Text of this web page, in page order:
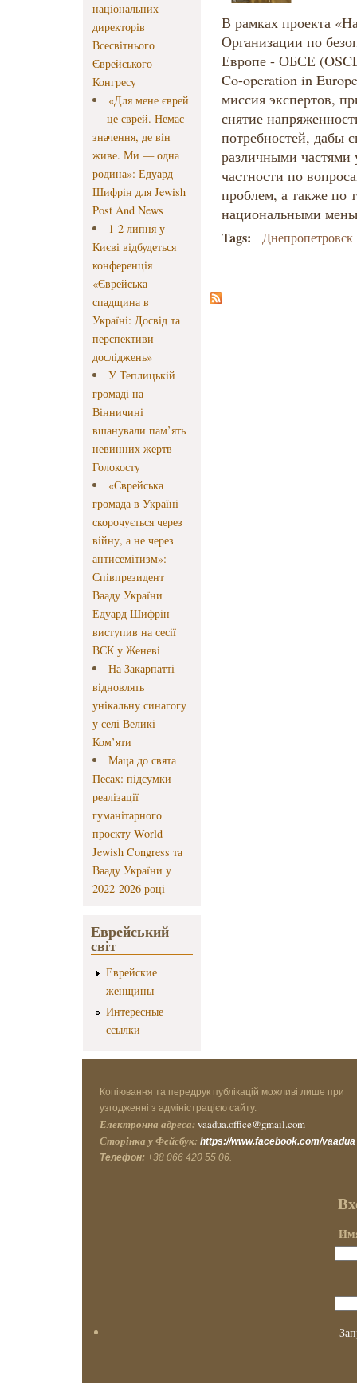
національних
директорів
Всесвітнього
Єврейського
Конгресу
«Для мене єврей
— це єврей. Немає
значення, де він
живе. Ми — одна
родина»: Едуард
Шифрін для Jewish
Post And News
1-2 липня у
Києві відбудеться
конференція
«Єврейська
спадщина в
Україні: Досвід та
перспективи
досліджень»
У Теплицькій
громаді на
Вінничині
вшанували пам’ять
невинних жертв
Голокосту
«Єврейська
громада в Україні
скорочується через
війну, а не через
антисемітизм»:
Співпрезидент
Вааду України
Едуард Шифрін
виступив на сесії
ВЄК у Женеві
На Закарпатті
відновлять
унікальну синагогу
у селі Великі
Ком’яти
Маца до свята
Песах: підсумки
реалізації
гуманітарного
проєкту World
Jewish Congress та
Вааду України у
2022-2026 році
Еврейський
світ
Еврейские
женщины
Интересные
ссылки
В рамках проекта
Организации по
Европе - ОБСЕ
Co-operation in
миссия экспертов,
снятие
потребностей, дабы
различными частями
частности по
проблем, а также по
национальными
Tags: Днепропетровск
Копіювання та передрук публікацій можливі лише при
узгодженні з адміністрацією сайту.
Електронна адреса: vaadua.office@gmail.com
Сторінка у Фейсбук: https://www.facebook.com/vaadua
Телефон: +38 066 420 55 06.